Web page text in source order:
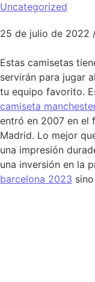
Uncategorized
25 de julio de 2022
Estas camisetas
servirán para jugar
tu equipo favorito.
camiseta
entró en 2007 en el
Madrid. Lo mejor
una impresión
una inversión en la
barcelona 2023